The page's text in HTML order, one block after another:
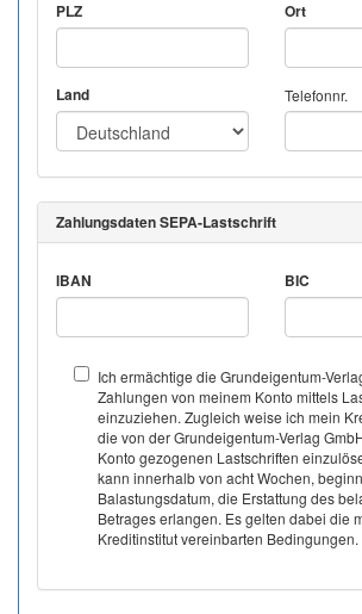
PLZ Ort
Land Telefonnr.
Zahlungsdaten SEPA-Lastschrift
IBAN BIC
Ich ermächtige die Grundeigentum-
Zahlungen von meinem Konto mittels
einzuziehen. Zugleich weise ich mein
die von der Grundeigentum-Verlag
Konto gezogenen Lastschriften
kann innerhalb von acht Wochen,
Balastungsdatum, die Erstattung des
Betrages erlangen. Es gelten dabei die
Kreditinstitut vereinbarten Bedingungen.